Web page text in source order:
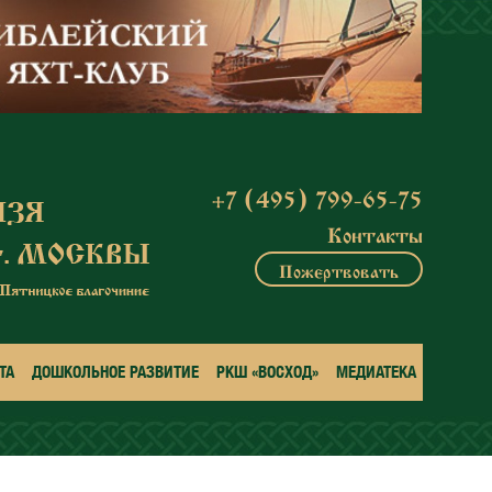
+7 (495) 799-65-75
Контакты
Пожертвовать
ДОШКОЛЬНОЕ РАЗВИТИЕ РКШ «ВОСХОД» МЕДИАТЕКА